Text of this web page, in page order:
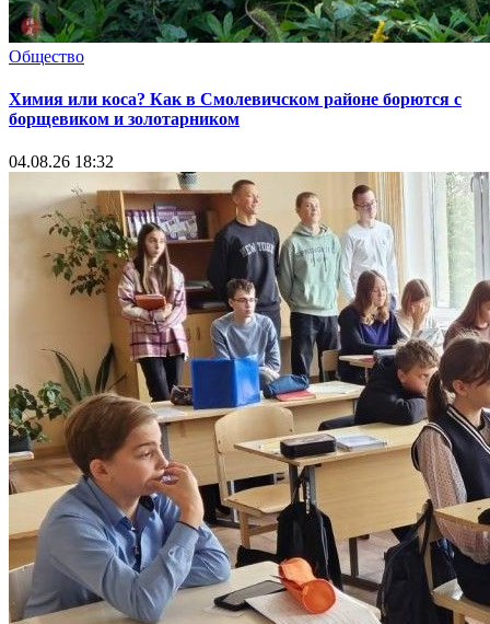
Общество
Химия или коса? Как в Смолевичском районе борются с
борщевиком и золотарником
04.08.26 18:32